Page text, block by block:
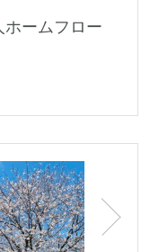
ホームフロー